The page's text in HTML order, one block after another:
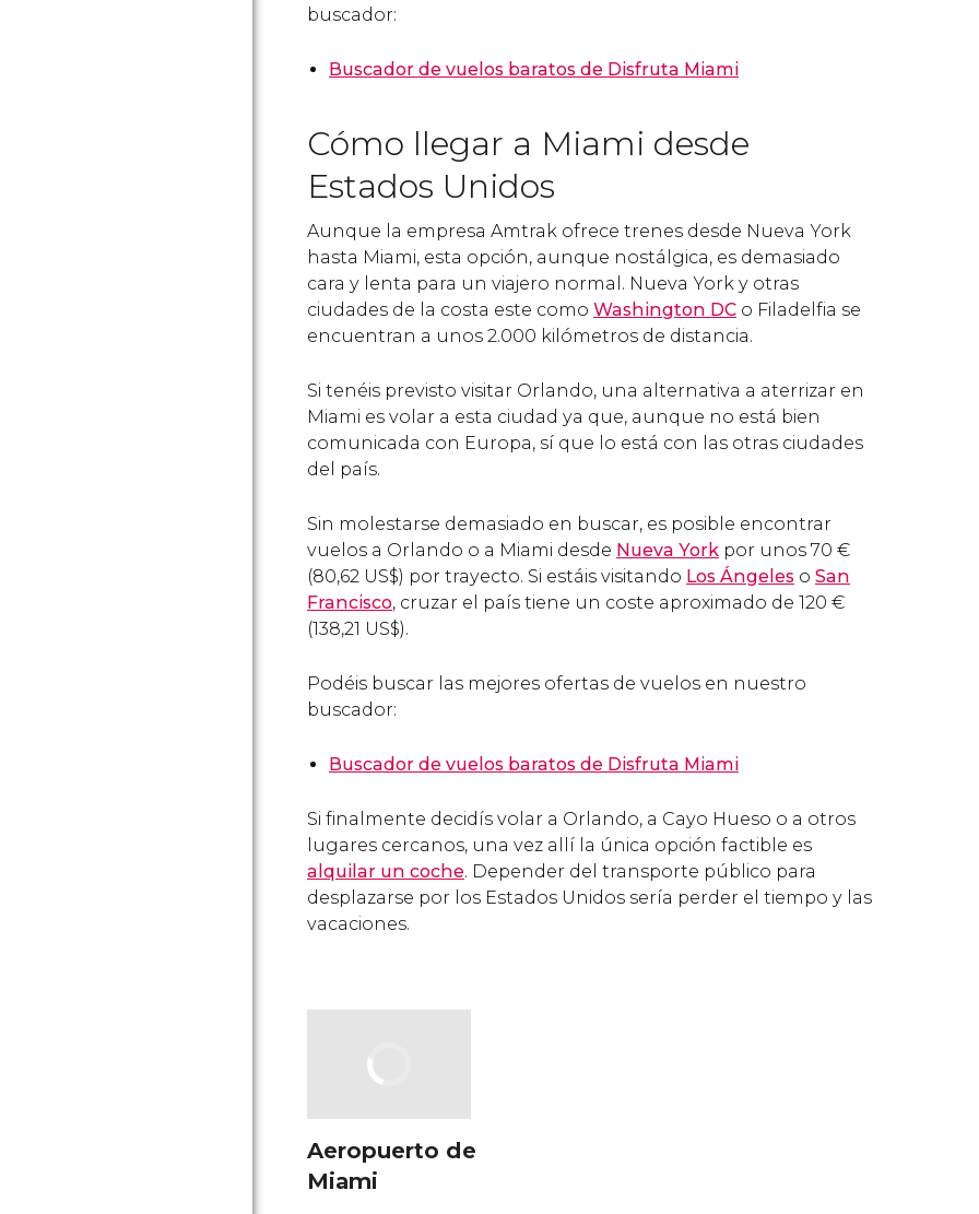
buscador:
Buscador de vuelos baratos de Disfruta Miami
Cómo llegar a Miami desde
Estados Unidos
Aunque la empresa Amtrak ofrece trenes desde Nueva York
hasta Miami, esta opción, aunque nostálgica, es demasiado
cara y lenta para un viajero normal. Nueva York y otras
ciudades de la costa este como Washington DC o Filadelfia se
encuentran a unos 2.000 kilómetros de distancia.
Si tenéis previsto visitar Orlando, una alternativa a aterrizar en
Miami es volar a esta ciudad ya que, aunque no está bien
comunicada con Europa, sí que lo está con las otras ciudades
del país.
Sin molestarse demasiado en buscar, es posible encontrar
vuelos a Orlando o a Miami desde Nueva York por unos 70 €
(80,62 US$) por trayecto. Si estáis visitando Los Ángeles o San
Francisco, cruzar el país tiene un coste aproximado de 120 €
(138,21 US$).
Podéis buscar las mejores ofertas de vuelos en nuestro
buscador:
Buscador de vuelos baratos de Disfruta Miami
Si finalmente decidís volar a Orlando, a Cayo Hueso o a otros
lugares cercanos, una vez allí la única opción factible es
alquilar un coche. Depender del transporte público para
desplazarse por los Estados Unidos sería perder el tiempo y las
vacaciones.
Aeropuerto de
Miami